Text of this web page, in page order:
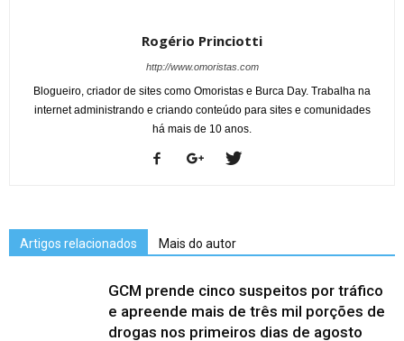
Rogério Princiotti
http://www.omoristas.com
Blogueiro, criador de sites como Omoristas e Burca Day. Trabalha na
internet administrando e criando conteúdo para sites e comunidades
há mais de 10 anos.
Artigos relacionados Mais do autor
GCM prende cinco suspeitos por tráfico
e apreende mais de três mil porções de
drogas nos primeiros dias de agosto